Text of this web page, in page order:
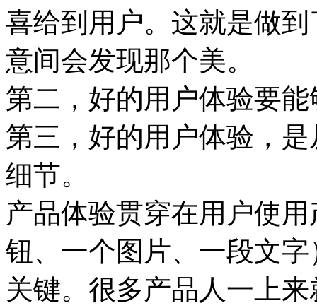
喜给到用户。这就是做
意间会发现那个美。
第二，好的用户体验要
第三，好的用户体验，
细节。
产品体验贯穿在用户使
钮、一个图片、一段文
关键。很多产品人一上